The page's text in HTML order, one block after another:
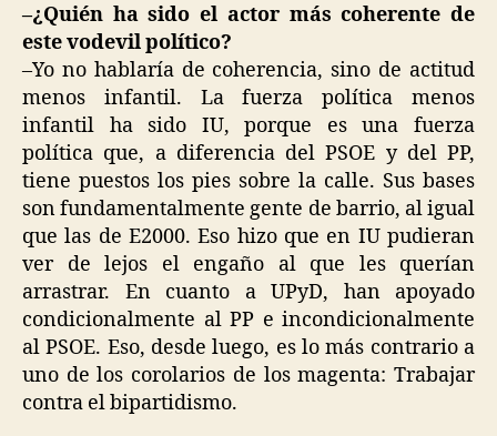
–¿Quién ha sido el actor más coherente de
este vodevil político?
–Yo no hablaría de coherencia, sino de actitud
menos infantil. La fuerza política menos
infantil ha sido IU, porque es una fuerza
política que, a diferencia del PSOE y del PP,
tiene puestos los pies sobre la calle. Sus bases
son fundamentalmente gente de barrio, al igual
que las de E2000. Eso hizo que en IU pudieran
ver de lejos el engaño al que les querían
arrastrar. En cuanto a UPyD, han apoyado
condicionalmente al PP e incondicionalmente
al PSOE. Eso, desde luego, es lo más contrario a
uno de los corolarios de los magenta: Trabajar
contra el bipartidismo.